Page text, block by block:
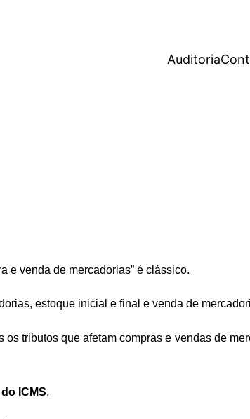
Auditoria
e venda de mercadorias” é clássico.
estoque inicial e final e venda de
tributos que afetam compras e vendas de
ICMS.